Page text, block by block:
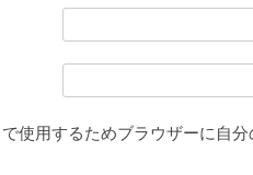
使用するためブラウザーに自